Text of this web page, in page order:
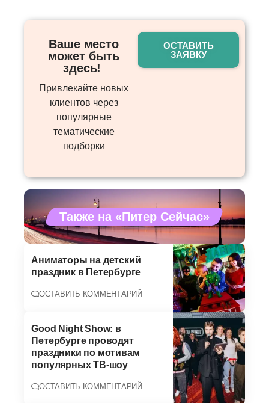
Ваше место
может быть
здесь! ​
Привлекайте новых
клиентов через
популярные
тематические
подборки
ОСТАВИТЬ
ЗАЯВКУ
Также на «Питер Сейчас»
Аниматоры на детский
праздник в Петербурге
ОСТАВИТЬ КОММЕНТАРИЙ
Good Night Show: в
Петербурге проводят
праздники по мотивам
популярных ТВ-шоу
ОСТАВИТЬ КОММЕНТАРИЙ